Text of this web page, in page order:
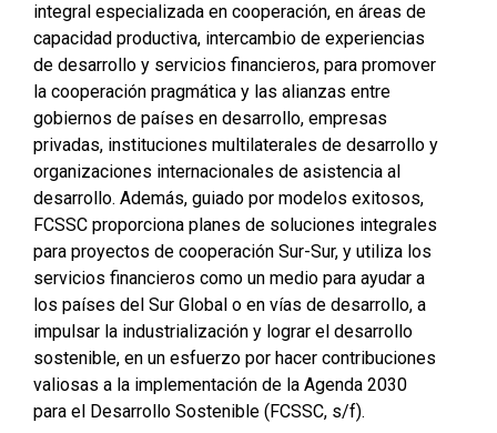
integral especializada en cooperación, en áreas de
capacidad productiva, intercambio de experiencias
de desarrollo y servicios financieros, para promover
la cooperación pragmática y las alianzas entre
gobiernos de países en desarrollo, empresas
privadas, instituciones multilaterales de desarrollo y
organizaciones internacionales de asistencia al
desarrollo. Además, guiado por modelos exitosos,
FCSSC proporciona planes de soluciones integrales
para proyectos de cooperación Sur-Sur, y utiliza los
servicios financieros como un medio para ayudar a
los países del Sur Global o en vías de desarrollo, a
impulsar la industrialización y lograr el desarrollo
sostenible, en un esfuerzo por hacer contribuciones
valiosas a la implementación de la Agenda 2030
para el Desarrollo Sostenible (FCSSC, s/f).